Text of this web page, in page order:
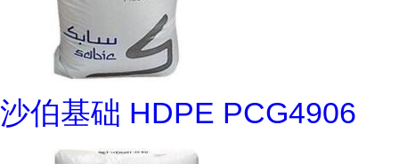
沙伯基础 HDPE PCG4906